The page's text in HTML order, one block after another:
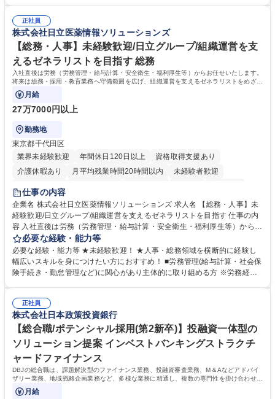
業務をお任せします。残業も基本的には発生せず、ご自身のペースで業務
を進めやすく定着率の高い環境です。 募集職種 東京【経理・総務】週1日
出社程度のリモート中心/残業基本無/独立系ファーム
【働き方について】現在は週4日程度の在宅勤務を実施しており、ワーク
ライフバランスを重視する方に最適な環境です（フルリモートも面接で相
談可）。【求める人物像】幅広いバックオフィス業務に柔軟に対応でき、
社内外と円滑にコミュニケーションを取りながら業務を推進できる方 学
歴・資格 学歴：大学院 大学 高専 短大 専修学校 高校 語学力： 資格：
正社員
株式会社日立医薬情報ソリューションズ
【総務・人事】未経験歓迎/日立グループ/組織運営を支
えるゼネラリストを目指す 総務
入社直後は労務（労務管理・給与計算・安全衛生・福利厚生等）からお任せいたします。
将来は総務・採用・教育業務へ守備範囲を広げ、組織運営を支えるゼネラリストをめざせ
ます。
月給
27万7000円以上
勤務地
東京都千代田区
業界未経験歓迎
年間休日120日以上
資格取得支援あり
介護休暇あり
月平均残業時間20時間以内
未経験者歓迎
住宅手当あり
育休あり
完全週休2日制 交通費支給 土日祝休み 寮・社宅あり
仕事の内容
企業名 株式会社日立医薬情報ソリューションズ 求人名 【総務・人事】未
経験歓迎/日立グループ/組織運営を支えるゼネラリストを目指す 仕事の内
容 入社直後は労務（労務管理・給与計算・安全衛生・福利厚生等）からお
任せいたします。将来は総務・採用・教育業務へ守備範囲を広げ、組織運
営を支えるゼネラリストをめざせます。 ・初期業務：労働時間管理、給与
計算、社会保険対応、福利厚生管理、安全衛生、健康経営推進等をお任せ
します。ご経験に応じて、休職者管理など、幅広く経験を積んでいただき
幅広く経験を積みたい意欲がある方に最適な環境です。 募集職種 【総
務・人事】未経験歓迎/日立グループ/組織運営を支えるゼネラリストを目
指す
必要な経験・能力等
必要な経験・能力等 ★未経験歓迎！ ★人事・総務領域を横断的に経験し
幅広いスキルを身につけたい方におすすめ！ ■労務管理(給与計算・社会保
険手続き・勤怠管理など)に関心があり主体的に取り組める方 ※労務経験
のご経験 ■労務管理（給与計算・社会保険手続き・勤怠管理など）の経験
■衛生管理者の資格をお持ちの方 学歴・資格 学歴：大学院 大学 高専 短大
専修学校 高校 語学力： 資格：
正社員
株式会社日本政策投資銀行
【総合職/ポテンシャル採用(第2新卒)】投融資一体型の
ソリューション提案 インベストバンキングストラクチ
ャードファイナンス
DBJの総合職は、課題解決型のファイナンス業務、投融資審査業務、M＆Aなどアドバイ
ザリー業務、地域戦略企画業務など、多様な業務に精通し、複数の専門性を掛け合わせて
広く社会に貢献していく職種です。
月給